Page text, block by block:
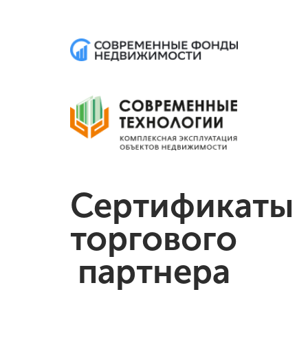
Сертификаты
торгового
партнера